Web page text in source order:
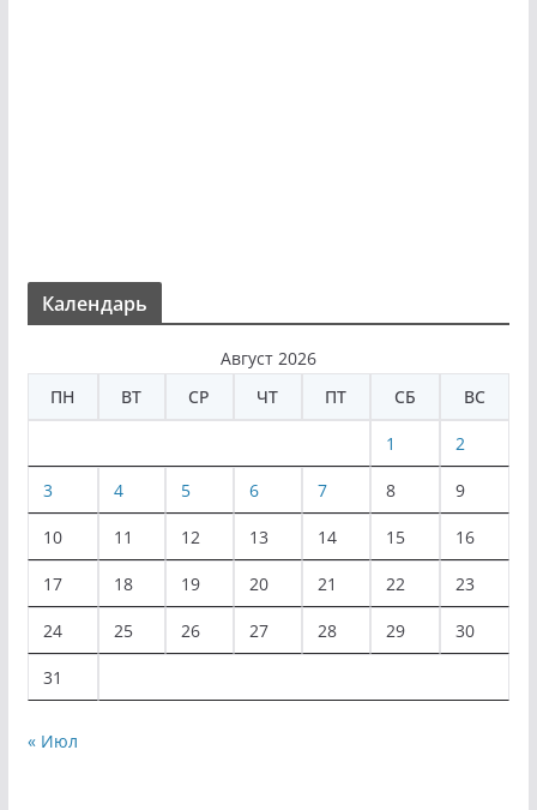
Календарь
Август 2026
ПН
ВТ СР ЧТ ПТ СБ ВС
1 2
3 4 5 6 7 8 9
10 11 12 13 14 15 16
17 18 19 20 21 22 23
24 25 26 27 28 29 30
31
« Июл